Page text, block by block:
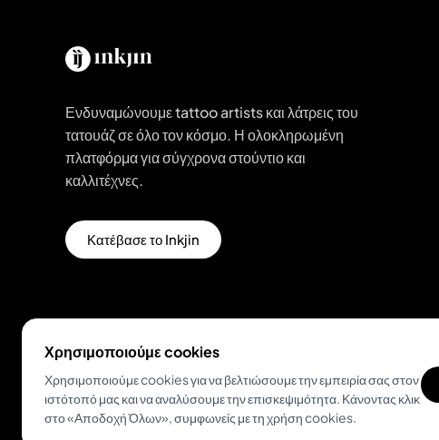
Ενδυναμώνουμε tattoo artists και λάτρεις του
τατουάζ σε όλο τον κόσμο. Η ολοκληρωμένη
πλατφόρμα για σύγχρονα στούντιο και
καλλιτέχνες.
Κατέβασε το Inkjin
© 2026 InkjinΠολιτική ΑπορρήτουΌροι Χρήσης
Χρησιμοποιούμε cookies
Χρησιμοποιούμε cookies για να βελτιώσουμε την εμπειρία σας στον
ιστότοπό μας και να αναλύσουμε την επισκεψιμότητα. Κάνοντας κλικ
στο «Αποδοχή Όλων», συμφωνείς με τη χρήση cookies.